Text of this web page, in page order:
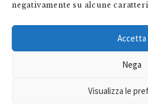
negativamente su alcune
Accetta
Nega
Visualizza le
Via Giovanni Antonio Orelli 29
Casella postale 563